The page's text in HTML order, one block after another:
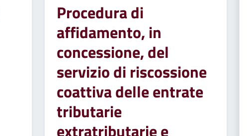
Procedura di
affidamento, in
concessione, del
servizio di riscossione
coattiva delle entrate
tributarie
extratributarie e